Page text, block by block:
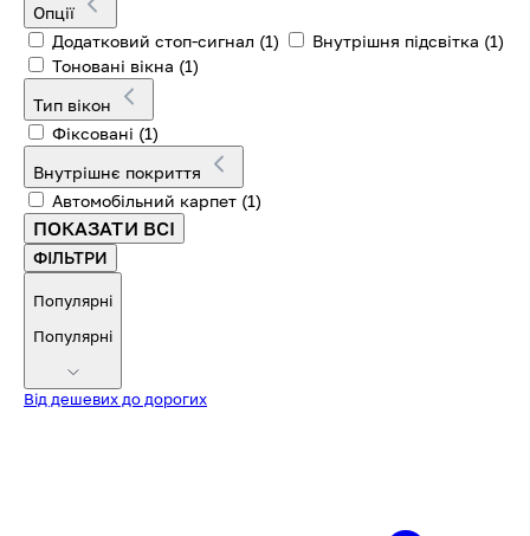
Опції
Додатковий стоп-сигнал (1) Внутрішня підсвітка (1)
Тоновані вікна (1)
Тип вікон
Фіксовані (1)
Внутрішнє покриття
Автомобільний карпет (1)
ПОКАЗАТИ ВСІ
ФІЛЬТРИ
Популярні
Популярні
Від дешевих до дорогих